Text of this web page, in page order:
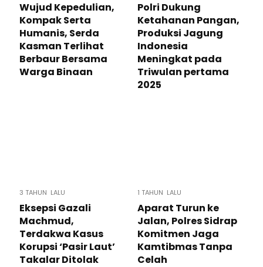
Wujud Kepedulian,
Kompak Serta
Humanis, Serda
Kasman Terlihat
Berbaur Bersama
Warga Binaan
Polri Dukung
Ketahanan Pangan,
Produksi Jagung
Indonesia
Meningkat pada
Triwulan pertama
2025
3 TAHUN LALU
Eksepsi Gazali
Machmud,
Terdakwa Kasus
Korupsi ‘Pasir Laut’
Takalar Ditolak
1 TAHUN LALU
Aparat Turun ke
Jalan, Polres Sidrap
Komitmen Jaga
Kamtibmas Tanpa
Celah